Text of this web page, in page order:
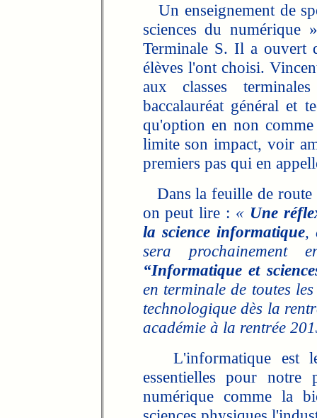
Un enseignement de
sciences du
Terminale S. Il a ouvert
élèves l'ont choisi.
aux classes
baccalauréat général et
qu'option en non
limite son impact, voir
premiers pas qui en
Dans la feuille de route
on peut lire : « Une
la science informatique,
sera prochainement
“Informatique et
en terminale de toutes
technologique dès la
académie à la rentrée
L'informatique est le
essentielles pour notre
numérique comme la